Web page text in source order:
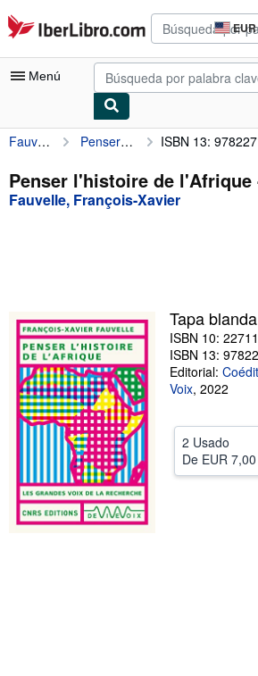
Pasar al contenido principal
IberLibro.com EUR
de
del
Menú
Mi cuenta
Consultar mis pedidos
Búsqueda avanzada
Vendedores
Comenzar a vender
Ayuda
CERRAR
Fauvelle, François-Xavier Penser l'histoire de l'Afrique ISBN 13:
Penser l'histoire de l'Afrique
Fauvelle, François-Xavier
Tapa blanda
ISBN 10:
ISBN 13:
Editorial:
Voix, 2022
2 Usado
De EUR 7,00